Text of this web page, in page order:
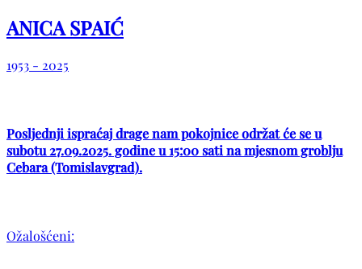
ANICA SPAIĆ
1953 - 2025
Posljednji ispraćaj drage nam pokojnice održat će se u
subotu 27.09.2025. godine u 15:00 sati na mjesnom groblju
Cebara (Tomislavgrad).
Ožalošćeni: